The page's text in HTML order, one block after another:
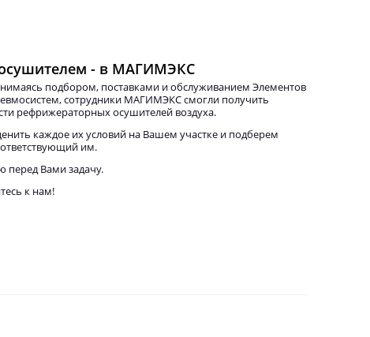
- в МАГИМЭКС
подбором, поставками и обслуживанием Элементов
сотрудники МАГИМЭКС смогли получить
рефрижераторных осушителей воздуха.
каждое их условий на Вашем участке и подберем
им.
Вами задачу.
к нам!